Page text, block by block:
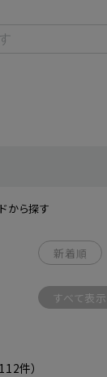
から探す
新着順
すべて表示
件）